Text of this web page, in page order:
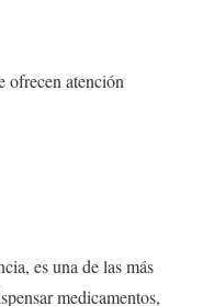
ofrecen atención
es una de las más
medicamentos,